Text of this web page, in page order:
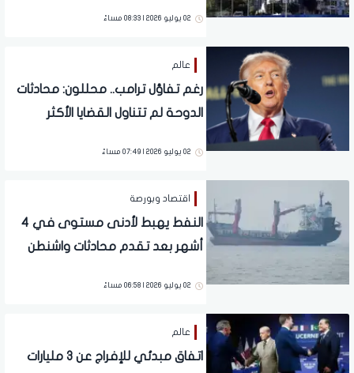
02 يوليو 2026 | 08:33 مساءً
عالم
رغم تفاؤل ترامب.. محللون: محادثات
الدوحة لم تتناول القضايا الأكثر
02 يوليو 2026 | 07:49 مساءً
اقتصاد وبورصة
النفط يهبط لأدنى مستوى في 4
أشهر بعد تقدم محادثات واشنطن
02 يوليو 2026 | 06:58 مساءً
عالم
اتفاق مبدئي للإفراج عن 3 مليارات